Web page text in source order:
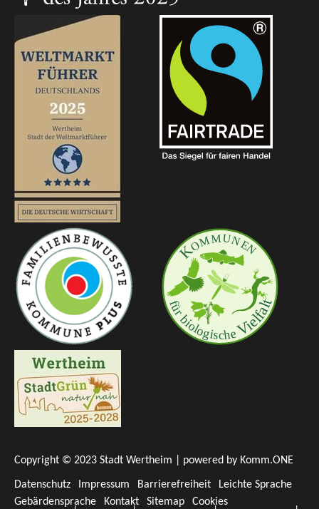
Copyright © 2023 Stadt Wertheim | powered by Komm.ONE
Datenschutz Impressum Barrierefreiheit
Leichte Sprache
Gebärdensprache
Kontakt Sitemap Cookies